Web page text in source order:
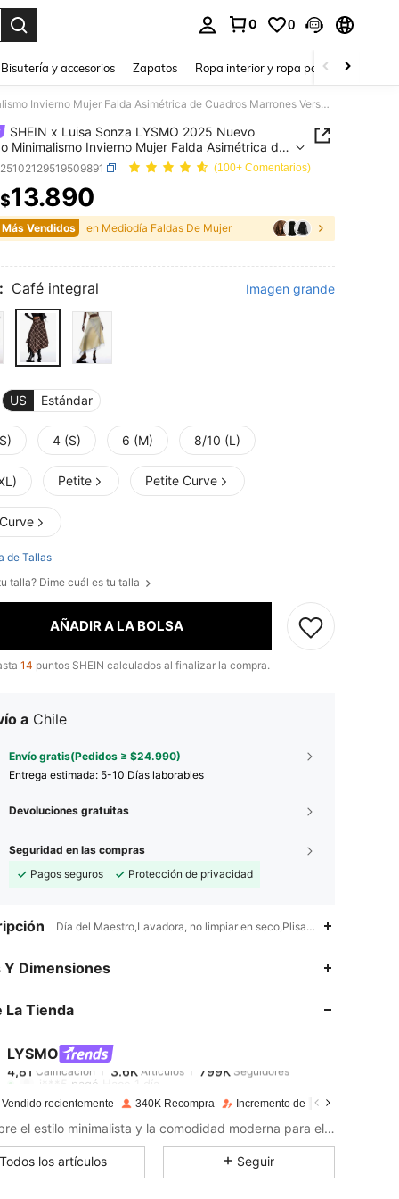
0 0
Bisutería y accesorios Zapatos Ropa interior y ropa para dormir
SHEIN x Luisa Sonza LYSMO 2025 Nuevo Llegado Minimalismo Invierno Mujer Falda Asimétrica de Cuadros Marrones Versátil de Moda Elegante para Salidas Casuales para Mujeres Fiesta de Navidad para Año Nuevo Falda Formal, Otoño para Mujeres, Invierno para Mujeres
SHEIN x Luisa Sonza LYSMO 2025 Nuevo
Minimalismo Invierno Mujer Falda Asimétrica de
Marrones Versátil de Moda Elegante para
Casuales para Mujeres Fiesta de Navidad para
Falda Formal, Otoño para Mujeres, Invierno
(100+ Comentarios)
AND AVAILABILITY
$13.890
Vendidos en Mediodía Faldas De Mujer
Café integral Imagen grande
US Estándar
4 (S) 6 (M) 8/10 (L)
Petite Petite Curve
de Tallas
talla? Dime cuál es tu talla
AÑADIR A LA BOLSA
14 puntos SHEIN calculados al finalizar la compra.
a Chile
Envío gratis(Pedidos ≥ $24.990)
Entrega estimada: 5-10 Días laborables
Devoluciones gratuitas
Seguridad en las compras
Pagos seguros
Protección de privacidad
Día del Maestro,Lavadora, no limpiar en seco,Plisado
Y Dimensiones
La Tienda
LYSMO
4,81
4,81 Calificación 3.6K
i***5pagó Hace 1 día
4,81
Vendido recientemente 340K Recompra Incremento de seguidores de
Descubre el estilo minimalista y la comodidad moderna para el uso diario.
Todos los artículos Seguir